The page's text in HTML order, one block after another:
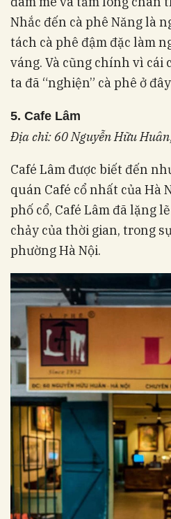
Nhắc đến cà phê Năng là
tách cà phê đậm đặc làm
váng. Và cũng chính vì cái
ta đã “nghiện” cà phê ở
5. Cafe Lâm
Địa chỉ: 60 Nguyễn Hữu
Café Lâm được biết đến
quán Café cổ nhất của Hà
phố cổ, Café Lâm đã lặng
chảy của thời gian, trong
phường Hà Nội.